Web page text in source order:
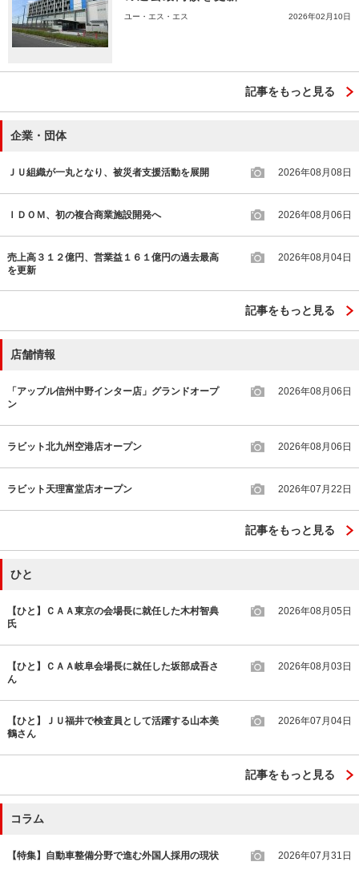
ユー・エス・エス 2026年02月10日
記事をもっと見る
企業・団体
ＪＵ組織が一丸となり、被災者支援活動を展開 2026年08月08日
ＩＤＯＭ、初の複合商業施設開発へ 2026年08月06日
売上高３１２億円、営業益１６１億円の過去最高
を更新
2026年08月04日
記事をもっと見る
店舗情報
「アップル信州中野インター店」グランドオープ
ン
2026年08月06日
ラビット北九州空港店オープン 2026年08月06日
ラビット天理富堂店オープン 2026年07月22日
記事をもっと見る
ひと
【ひと】ＣＡＡ東京の会場長に就任した木村智典
氏
2026年08月05日
【ひと】ＣＡＡ岐阜会場長に就任した坂部成吾さ
ん
2026年08月03日
【ひと】ＪＵ福井で検査員として活躍する山本美
鶴さん
2026年07月04日
記事をもっと見る
コラム
【特集】自動車整備分野で進む外国人採用の現状 2026年07月31日